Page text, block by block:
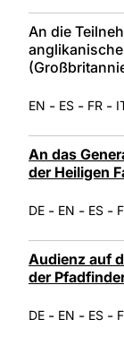
An die
EN - ES - FR -
An das
der Heiligen
DE - EN - ES -
Audienz auf
der
DE - EN - ES -